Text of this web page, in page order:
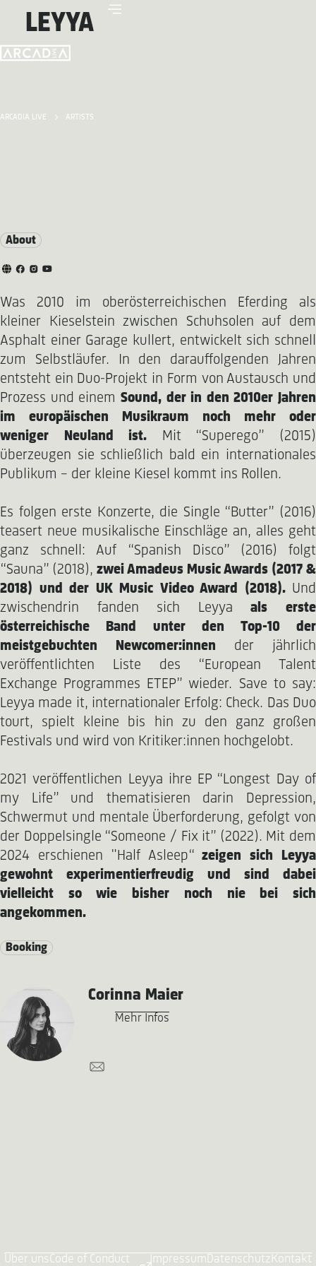
ARCADIA LIVE ARTISTS
LEYYA
About
Was 2010 im oberösterreichischen Eferding als
kleiner Kieselstein zwischen Schuhsolen auf dem
Asphalt einer Garage kullert, entwickelt sich schnell
zum Selbstläufer. In den darauffolgenden Jahren
entsteht ein Duo-Projekt in Form von Austausch und
Prozess und einem Sound, der in den 2010er Jahren
im europäischen Musikraum noch mehr oder
weniger Neuland ist. Mit “Superego” (2015)
überzeugen sie schließlich bald ein internationales
Publikum – der kleine Kiesel kommt ins Rollen.
Es folgen erste Konzerte, die Single “Butter” (2016)
teasert neue musikalische Einschläge an, alles geht
ganz schnell: Auf “Spanish Disco” (2016) folgt
“Sauna” (2018), zwei Amadeus Music Awards (2017 &
2018) und der UK Music Video Award (2018).Und
zwischendrin fanden sich Leyyaals erste
österreichische Band unter den Top-10 der
meistgebuchten Newcomer:innen der jährlich
veröffentlichten Liste des “European Talent
Exchange Programmes ETEP” wieder. Save to say:
Leyya made it, internationaler Erfolg: Check. Das Duo
tourt, spielt kleine bis hin zu den ganz großen
Festivals und wird von Kritiker:innen hochgelobt.
2021 veröffentlichen Leyya ihre EP “Longest Day of
my Life” und thematisieren darin Depression,
Schwermut und mentale Überforderung, gefolgt von
der Doppelsingle “Someone / Fix it” (2022). Mit dem
2024 erschienen "Half Asleep“zeigen sich Leyya
gewohnt experimentierfreudig und sind dabei
vielleicht so wie bisher noch nie bei sich
angekommen.
Booking
Corinna Maier
Mehr Infos
Über unsCode of Conduct ImpressumDatenschutzKontakt